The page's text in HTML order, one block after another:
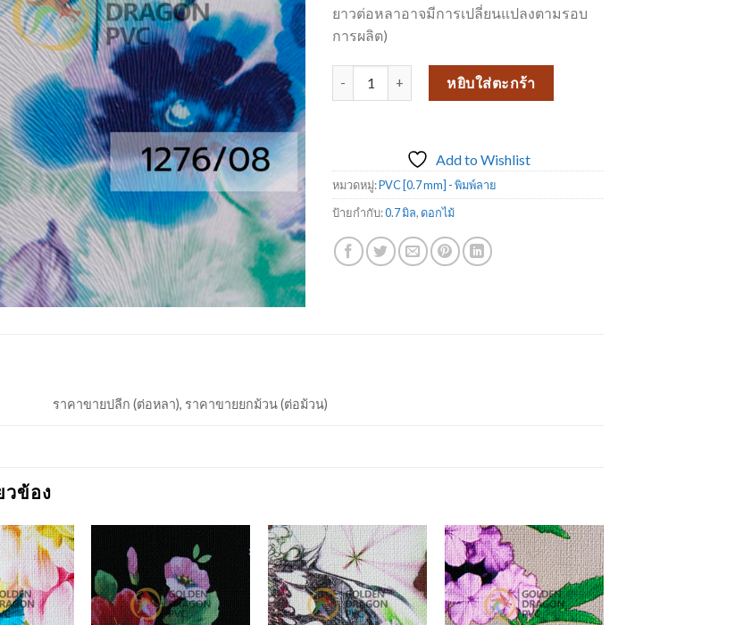
ยาวต่อหลาอาจมีการเปลี่ยนแปลงตามรอบ
การผลิต)
จำนวน PVC พิมพ์ลาย 1276/08 ชิ้น
หยิบใส่ตะกร้า
Add to Wishlist
หมวดหมู่:PVC [0.7 mm] - พิมพ์ลาย
ป้ายกำกับ:0.7 มิล, ดอกไม้
ราคาขายปลีก (ต่อหลา), ราคาขายยกม้วน (ต่อม้วน)
วข้อง
Add to
Wishlist
Add to
Wishlist
Add to
Wishlist
Add to
Wishlist